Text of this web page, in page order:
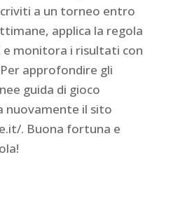
a un torneo entro
applica la regola
e monitora i risultati con
approfondire gli
guida di gioco
nuovamente il sito
. Buona fortuna e